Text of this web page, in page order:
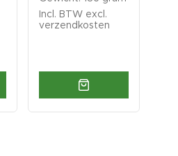
Incl. BTW excl.
verzendkosten